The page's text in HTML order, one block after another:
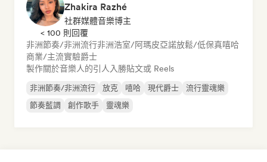
Zhakira Razhé
社群媒體音樂博主
< 100 則回覆
非洲節奏/非洲流行非洲浩室/阿瑪皮亞諾放鬆/低保真嘻哈
商業/主流實驗爵士
製作關於音樂人的引人入勝貼文或 Reels
非洲節奏/非洲流行 放克 嘻哈 現代爵士
流行靈魂樂
節奏藍調
創作歌手 靈魂樂